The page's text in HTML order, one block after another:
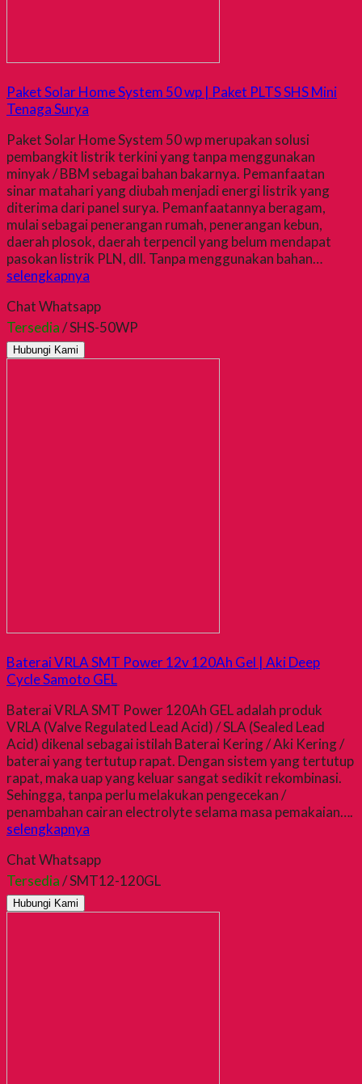
Paket Solar Home System 50 wp | Paket PLTS SHS Mini
Tenaga Surya
Paket Solar Home System 50 wp merupakan solusi
pembangkit listrik terkini yang tanpa menggunakan
minyak / BBM sebagai bahan bakarnya. Pemanfaatan
sinar matahari yang diubah menjadi energi listrik yang
diterima dari panel surya. Pemanfaatannya beragam,
mulai sebagai penerangan rumah, penerangan kebun,
daerah plosok, daerah terpencil yang belum mendapat
pasokan listrik PLN, dll. Tanpa menggunakan bahan…
selengkapnya
Chat Whatsapp
Tersedia/ SHS-50WP
Hubungi Kami
Baterai VRLA SMT Power 12v 120Ah Gel | Aki Deep
Cycle Samoto GEL
Baterai VRLA SMT Power 120Ah GEL adalah produk
VRLA (Valve Regulated Lead Acid) / SLA (Sealed Lead
Acid) dikenal sebagai istilah Baterai Kering / Aki Kering /
baterai yang tertutup rapat. Dengan sistem yang tertutup
rapat, maka uap yang keluar sangat sedikit rekombinasi.
Sehingga, tanpa perlu melakukan pengecekan /
penambahan cairan electrolyte selama masa pemakaian….
selengkapnya
Chat Whatsapp
Tersedia/ SMT12-120GL
Hubungi Kami